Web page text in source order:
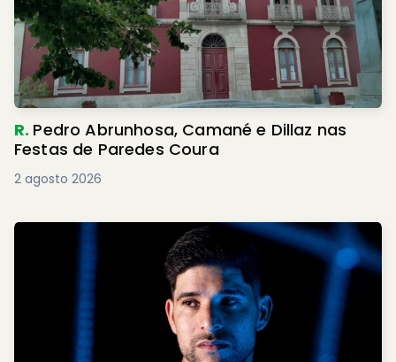
R. Pedro Abrunhosa, Camané e Dillaz nas
Festas de Paredes Coura
2 agosto 2026